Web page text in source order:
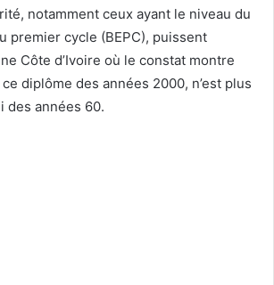
notamment ceux ayant le niveau du
premier cycle (BEPC), puissent
Côte d’Ivoire où le constat montre
diplôme des années 2000, n’est plus
des années 60.